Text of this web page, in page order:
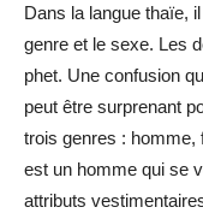
Dans la langue thaïe,
genre et le sexe. Les
phet. Une confusion
peut être surprenant
trois genres : homme,
est un homme qui se
attributs